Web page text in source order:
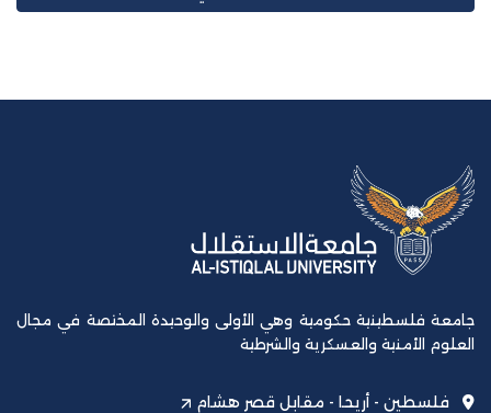
جامعة فلسطينية حكومية وهي الأولى والوحيدة المختصة في مجال
العلوم الأمنية والعسكرية والشرطية
فلسطين - أريحا - مقابل قصر هشام